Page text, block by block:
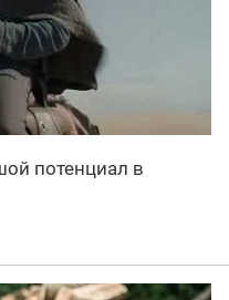
потенциал в